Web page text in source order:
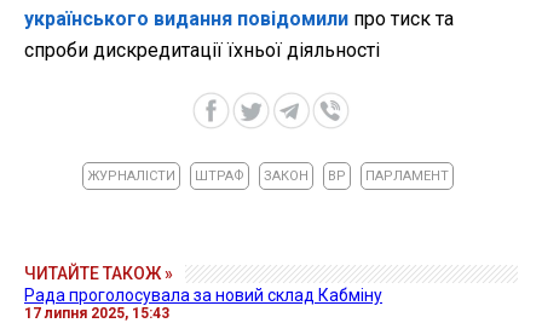
українського видання повідомили про тиск та
спроби дискредитації їхньої діяльності
ЖУРНАЛІСТИ ШТРАФ ЗАКОН ВР ПАРЛАМЕНТ
ЧИТАЙТЕ ТАКОЖ »
Рада проголосувала за новий склад Кабміну
17 липня 2025, 15:43